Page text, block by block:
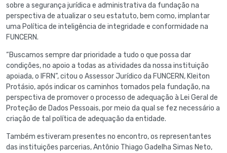
sobre a segurança jurídica e administrativa da fundação na
perspectiva de atualizar o seu estatuto, bem como, implantar
uma Política de inteligência de integridade e conformidade na
FUNCERN.
“Buscamos sempre dar prioridade a tudo o que possa dar
condições, no apoio a todas as atividades da nossa instituição
apoiada, o IFRN”, citou o Assessor Jurídico da FUNCERN, Kleiton
Protásio, após indicar os caminhos tomados pela fundação, na
perspectiva de promover o processo de adequação à Lei Geral de
Proteção de Dados Pessoais, por meio da qual se fez necessário a
criação de tal política de adequação da entidade.
Também estiveram presentes no encontro, os representantes
das instituições parcerias, Antônio Thiago Gadelha Simas Neto,